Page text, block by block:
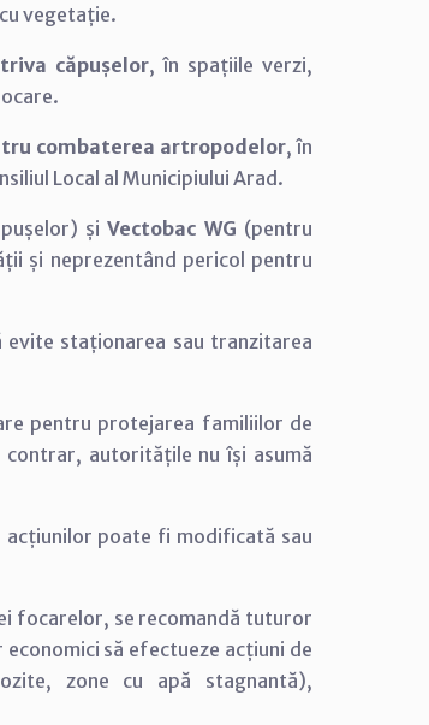
vegetație.
căpușelor, în spațiile verzi,
combaterea artropodelor, în
Local al Municipiului Arad.
șiVectobac WG (pentru
și neprezentând pericol pentru
staționarea sau tranzitarea
pentru protejarea familiilor de
autoritățile nu își asumă
poate fi modificată sau
focarelor, se recomandă tuturor
să efectueze acțiuni de
zone cu apă stagnantă),